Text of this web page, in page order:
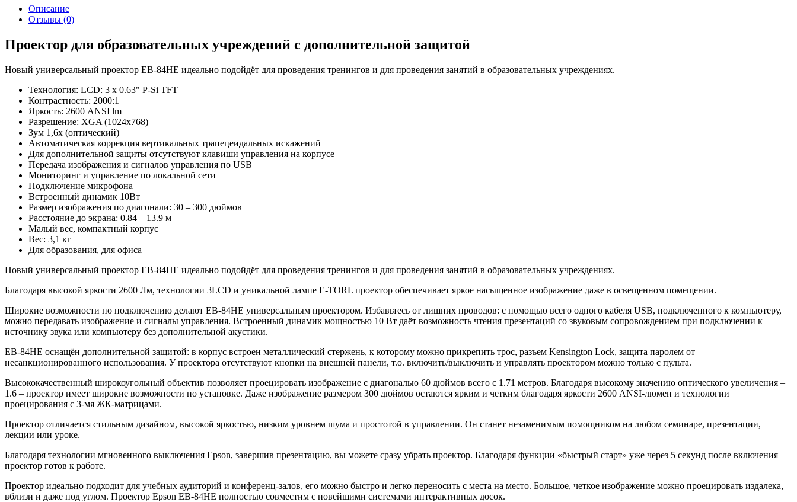
Описание
Отзывы (0)
Проектор для образовательных учреждений с дополнительной защитой
Новый универсальный проектор EB-84HE идеально подойдёт для проведения тренингов и для проведения занятий в образовательных учреждениях.
Технология: LCD: 3 х 0.63" P-Si TFT
Контрастность: 2000:1
Яркость: 2600 ANSI lm
Разрешение: XGA (1024х768)
Зум 1,6х (оптический)
Автоматическая коррекция вертикальных трапецеидальных искажений
Для дополнительной защиты отсутствуют клавиши управления на корпусе
Передача изображения и сигналов управления по USB
Мониторинг и управление по локальной сети
Подключение микрофона
Встроенный динамик 10Вт
Размер изображения по диагонали: 30 – 300 дюймов
Расстояние до экрана: 0.84 – 13.9 м
Малый вес, компактный корпус
Вес: 3,1 кг
Для образования, для офиса
Новый универсальный проектор EB-84HE идеально подойдёт для проведения тренингов и для проведения занятий в образовательных учреждениях.
Благодаря высокой яркости 2600 Лм, технологии 3LCD и уникальной лампе E-TORL проектор обеспечивает яркое насыщенное изображение даже в освещенном помещении.
Широкие возможности по подключению делают EB-84HE универсальным проектором. Избавьтесь от лишних проводов: с помощью всего одного кабеля USB, подключенного к компьютеру,
можно передавать изображение и сигналы управления. Встроенный динамик мощностью 10 Вт даёт возможность чтения презентаций со звуковым сопровождением при подключении к
источнику звука или компьютеру без дополнительной акустики.
EB-84HE оснащён дополнительной защитой: в корпус встроен металлический стержень, к которому можно прикрепить трос, разъем Kensington Lock, защита паролем от
несанкционированного использования. У проектора отсутствуют кнопки на внешней панели, т.о. включить/выключить и управлять проектором можно только с пульта.
Высококачественный широкоугольный объектив позволяет проецировать изображение с диагональю 60 дюймов всего с 1.71 метров. Благодаря высокому значению оптического увеличения –
1.6 – проектор имеет широкие возможности по установке. Даже изображение размером 300 дюймов остаются ярким и четким благодаря яркости 2600 ANSI-люмен и технологии
проецирования с 3-мя ЖК-матрицами.
Проектор отличается стильным дизайном, высокой яркостью, низким уровнем шума и простотой в управлении. Он станет незаменимым помощником на любом семинаре, презентации,
лекции или уроке.
Благодаря технологии мгновенного выключения Epson, завершив презентацию, вы можете сразу убрать проектор. Благодаря функции «быстрый старт» уже через 5 секунд после включения
проектор готов к работе.
Проектор идеально подходит для учебных аудиторий и конференц-залов, его можно быстро и легко переносить с места на место. Большое, четкое изображение можно проецировать издалека,
вблизи и даже под углом. Проектор Epson EB-84HE полностью совместим с новейшими системами интерактивных досок.